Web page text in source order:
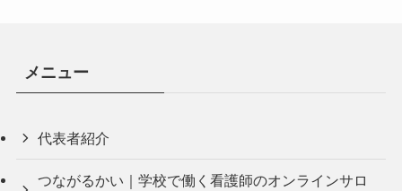
メニュー
代表者紹介
つながるかい｜学校で働く看護師のオンラインサロ